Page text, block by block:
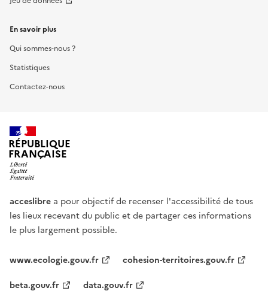
En savoir plus
Qui sommes-nous ?
Statistiques
Contactez-nous
RÉPUBLIQUE
FRANÇAISE
acceslibre a pour objectif de recenser l'accessibilité de tous
les lieux recevant du public et de partager ces informations
le plus largement possible.
www.ecologie.gouv.fr
cohesion-territoires.gouv.fr
beta.gouv.fr
data.gouv.fr